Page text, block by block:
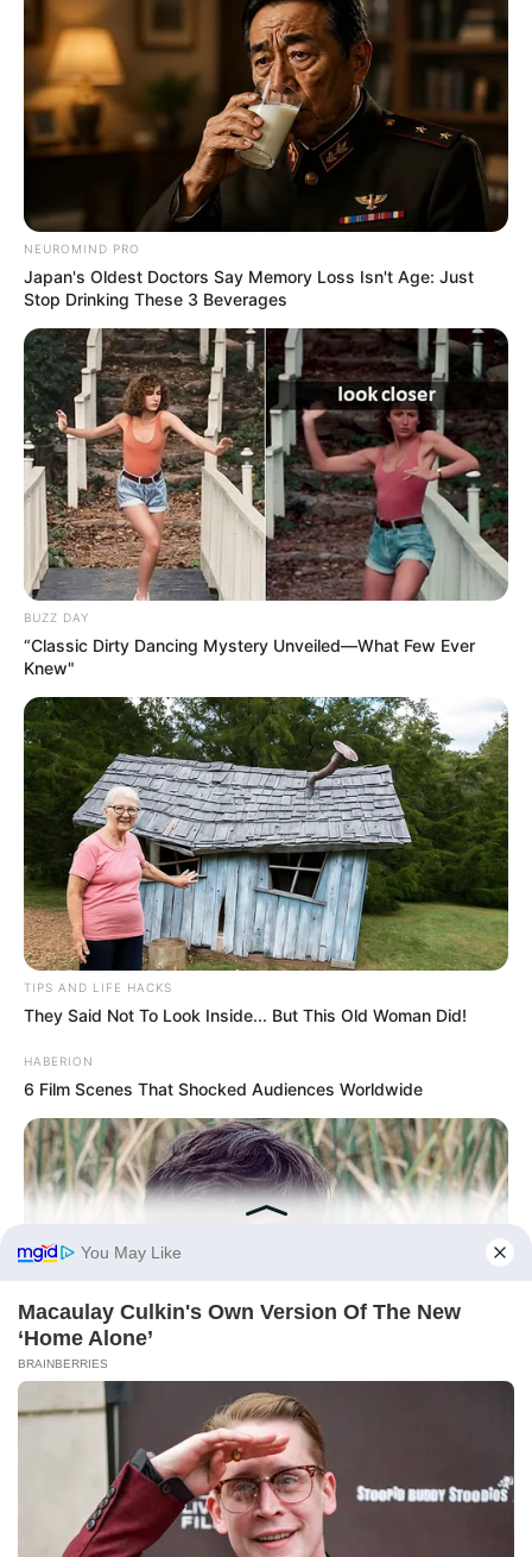
NEUROMIND PRO
Japan's Oldest Doctors Say Memory Loss Isn't Age: Just
Stop Drinking These 3 Beverages
BUZZ DAY
“Classic Dirty Dancing Mystery Unveiled—What Few Ever
Knew"
TIPS AND LIFE HACKS
They Said Not To Look Inside... But This Old Woman Did!
HABERION
6 Film Scenes That Shocked Audiences Worldwide
BUZZ DAY
Remember Albert? You Better Sit Down Before You See Him
A Dying Polar Bear, A Brave Man… Then, The Unthinkable!